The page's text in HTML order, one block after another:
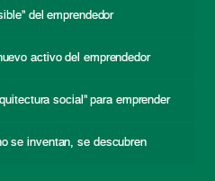
del emprendedor
activo del emprendedor
social” para emprender
se inventan, se descubren